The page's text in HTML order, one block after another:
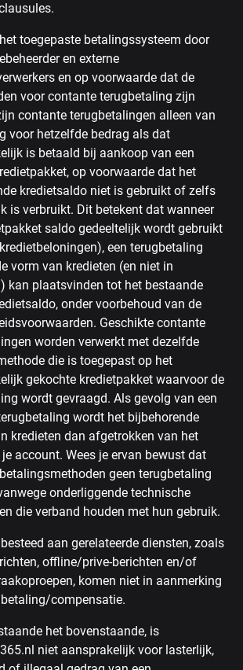
toegepaste betalingssysteem door
en externe
en op voorwaarde dat de
voor contante terugbetaling zijn
contante terugbetalingen alleen van
voor hetzelfde bedrag als dat
is betaald bij aankoop van een
op voorwaarde dat het
kredietsaldo niet is gebruikt of zelfs
is verbruikt. Dit betekent dat wanneer
saldo gedeeltelijk wordt gebruikt
een terugbetaling
vorm van kredieten (en niet in
kan plaatsvinden tot het bestaande
onder voorbehoud van de
Geschikte contante
worden verwerkt met dezelfde
die is toegepast op het
gekochte kredietpakket waarvoor de
wordt gevraagd. Als gevolg van een
wordt het bijbehorende
kredieten dan afgetrokken van het
account. Wees je ervan bewust dat
geen terugbetaling
onderliggende technische
die verband houden met hun gebruik.
aan gerelateerde diensten, zoals
offline/prive-berichten en/of
komen niet in aanmerking
compensatie.
het bovenstaande, is
niet aansprakelijk voor lasterlijk,